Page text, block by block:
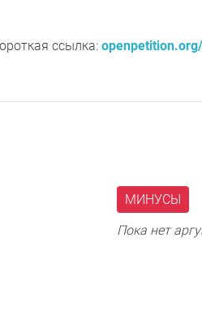
ссылка:
МИНУСЫ
Пока нет